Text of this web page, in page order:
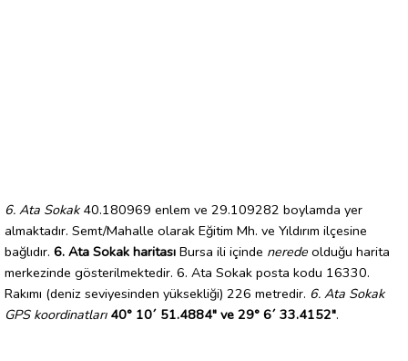
6. Ata Sokak40.180969 enlem ve 29.109282 boylamda yer
almaktadır. Semt/Mahalle olarak Eğitim Mh. ve Yıldırım ilçesine
bağlıdır. 6. Ata Sokak haritası Bursa ili içinde nerede olduğu harita
merkezinde gösterilmektedir. 6. Ata Sokak posta kodu 16330.
Rakımı (deniz seviyesinden yüksekliği) 226 metredir. 6. Ata Sokak
GPS koordinatları 40° 10´ 51.4884" ve 29° 6´ 33.4152".